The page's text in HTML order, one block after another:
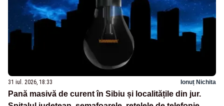
31 iul. 2026, 18:33 Ionuț Nichita
Pană masivă de curent în Sibiu și localitățile din jur.